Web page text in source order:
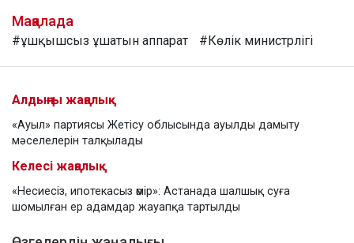
Мақалада
#ұшқышсыз ұшатын аппарат #Көлік министрлігі
Алдыңғы жаңалық
«Ауыл» партиясы Жетісу облысында ауылды дамыту
мәселелерін талқылады
Келесі жаңалық
«Несиесіз, ипотекасыз өмір»: Астанада шалшық суға
шомылған ер адамдар жауапқа тартылды